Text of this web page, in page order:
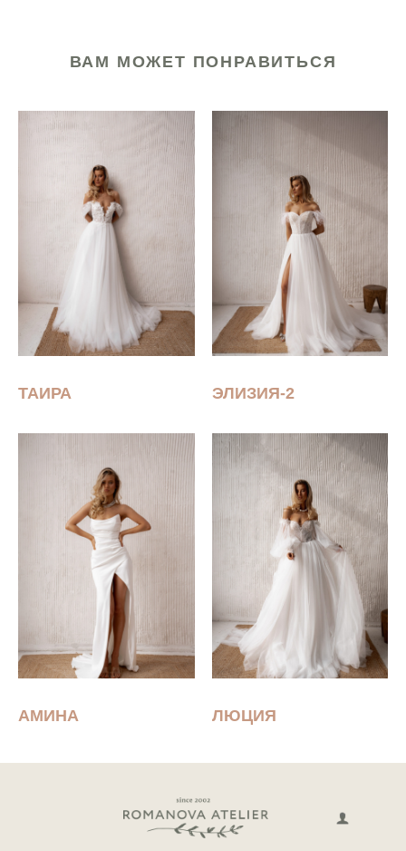
ВАМ МОЖЕТ ПОНРАВИТЬСЯ
ТАИРА ЭЛИЗИЯ-2
АМИНА ЛЮЦИЯ